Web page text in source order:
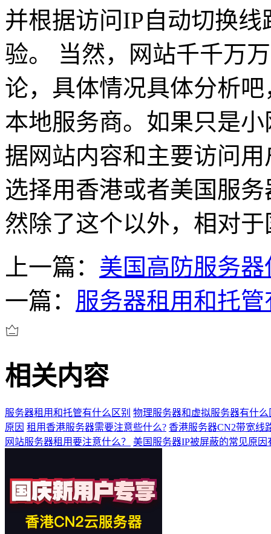
并根据访问IP自动切换
验。 当然，网站千千万
论，具体情况具体分析
本地服务商。如果只是
据网站内容和主要访问
选择用香港或者美国服
然除了这个以外，相对
上一篇： 美国高防服务
一篇： 服务器租用和托
相关内容
服务器租用和托管有什么区别 物理服务器和虚拟服务器有什么
原因 租用香港服务器需要注意些什么? 香港服务器CN2带宽线
网站服务器租用要注意什么？
美国服务器IP被屏蔽的常见原因